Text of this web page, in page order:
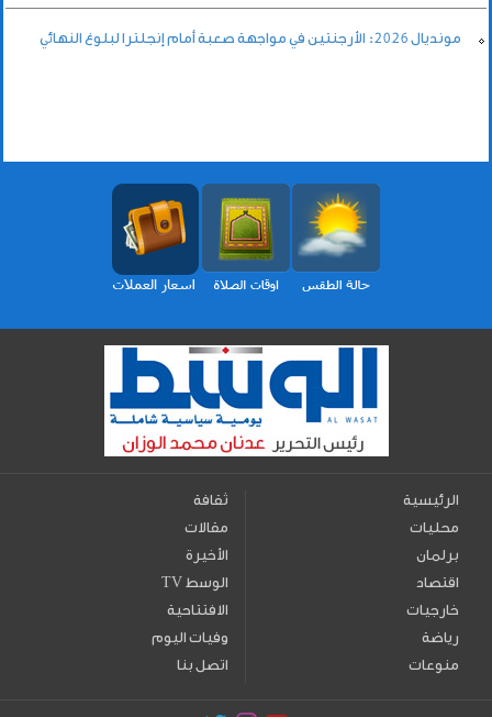
مونديال 2026: الأرجنتين في مواجهة صعبة أمام إنجلترا لبلوغ النهائي
الرئيسية
محليات
برلمان
اقتصاد
خارجيات
رياضة
منوعات
ثقافة
مقالات
الأخيرة
TV الوسط
الافتتاحية
وفيات اليوم
اتصل بنا